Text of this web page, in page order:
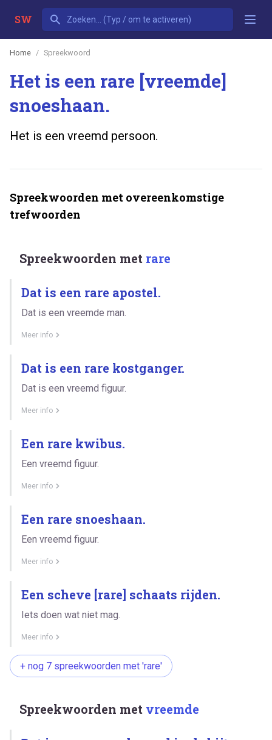
SW
Home Spreekwoord
Het is een rare [vreemde]
snoeshaan.
Het is een vreemd persoon.
Spreekwoorden met overeenkomstige
trefwoorden
Spreekwoorden met rare
Dat is een rare apostel.
Dat is een vreemde man.
Meer info
Dat is een rare kostganger.
Dat is een vreemd figuur.
Meer info
Een rare kwibus.
Een vreemd figuur.
Meer info
Een rare snoeshaan.
Een vreemd figuur.
Meer info
Een scheve [rare] schaats rijden.
Iets doen wat niet mag.
Meer info
+ nog 7 spreekwoorden met 'rare'
Spreekwoorden met vreemde